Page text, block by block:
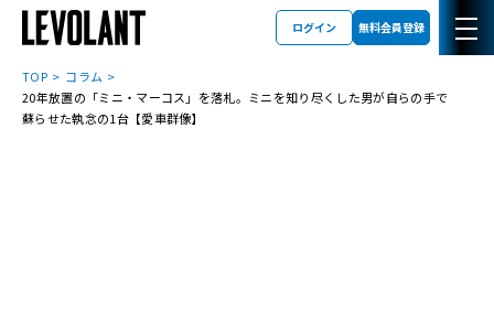
ログイン 無料会員登録
TOP
コラム
20年放置の「ミニ・マーコス」を落札。ミニを知り尽くした男が自らの手で
蘇らせた執念の1台【愛車群像】